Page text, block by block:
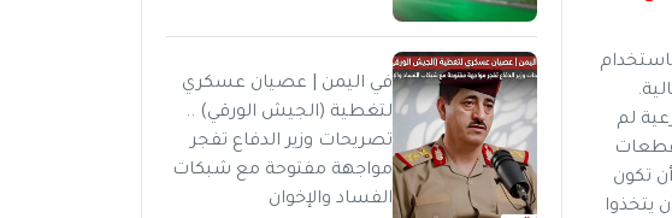
لم
تكون
يتخذوا
في اليمن | عصيان عسكري
لتغطية (الجيش الورقي) ..
تصريحات وزير الدفاع تفجر
مواجهة مفتوحة مع شبكات
الفساد والإخوان